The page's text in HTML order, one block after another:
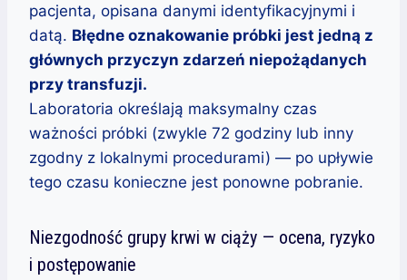
pacjenta, opisana danymi identyfikacyjnymi i
datą. Błędne oznakowanie próbki jest jedną z
głównych przyczyn zdarzeń niepożądanych
przy transfuzji.
Laboratoria określają maksymalny czas
ważności próbki (zwykle 72 godziny lub inny
zgodny z lokalnymi procedurami) — po upływie
tego czasu konieczne jest ponowne pobranie.
Niezgodność grupy krwi w ciąży — ocena, ryzyko
i postępowanie